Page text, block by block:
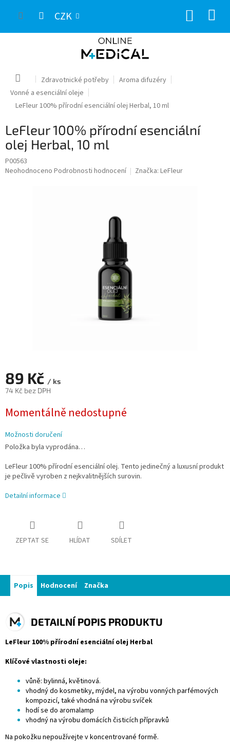
CZK
Domů Zdravotnické potřeby
Aroma difuzéry
Vonné a esenciální oleje
LeFleur 100% přírodní esenciální olej Herbal, 10 ml
LeFleur 100% přírodní esenciální
olej Herbal, 10 ml
P00563
Průměrné
Neohodnoceno Podrobnosti hodnocení Značka: LeFleur
89 Kč / ks
74 Kč bez DPH
cena:
Momentálně nedostupné
Možnosti doručení
Položka byla vyprodána…
LeFleur 100% přírodní esenciální olej. Tento jedinečný a luxusní produkt
je pečlivě vyroben z nejkvalitnějších surovin.
Detailní informace
ZEPTAT SE HLÍDAT SDÍLET
Popis Hodnocení Značka
DETAILNÍ POPIS PRODUKTU
LeFleur 100% přírodní esenciální olej Herbal
Klíčové vlastnosti oleje:
vůně: bylinná, květinová.
vhodný do kosmetiky, mýdel, na výrobu vonných parfémových
kompozicí, také vhodná na výrobu svíček
hodí se do aromalamp
vhodný na výrobu domácích čisticích přípravků
Na pokožku nepoužívejte v koncentrované formě.